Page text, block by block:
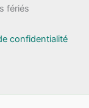
fériés
confidentialité